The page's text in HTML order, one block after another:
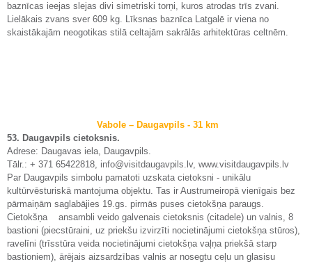
baznīcas ieejas slejas divi simetriski torņi, kuros atrodas trīs zvani.
Lielākais zvans sver 609 kg. Līksnas baznīca Latgalē ir viena no
skaistākajām neogotikas stilā celtajām sakrālās arhitektūras celtnēm.
Vabole – Daugavpils - 31 km
53. Daugavpils cietoksnis.
Adrese: Daugavas iela, Daugavpils.
Tālr.: + 371 65422818, info@visitdaugavpils.lv, www.visitdaugavpils.lv
Par Daugavpils simbolu pamatoti uzskata cietoksni - unikālu
kultūrvēsturiskā mantojuma objektu. Tas ir Austrumeiropā vienīgais bez
pārmaiņām saglabājies 19.gs. pirmās puses cietokšņa paraugs.
Cietokšņa ansambli veido galvenais cietoksnis (citadele) un valnis, 8
bastioni (piecstūraini, uz priekšu izvirzīti nocietinājumi cietokšņa stūros),
ravelīni (trīsstūra veida nocietinājumi cietokšņa vaļņa priekšā starp
bastioniem), ārējais aizsardzības valnis ar nosegtu ceļu un glasisu